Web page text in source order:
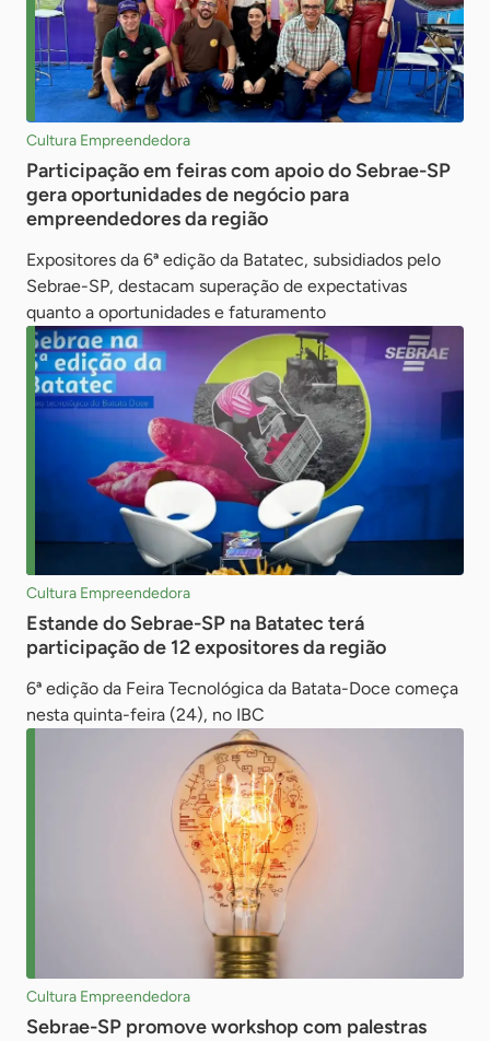
Cultura Empreendedora
Participação em feiras com apoio do Sebrae-SP
gera oportunidades de negócio para
empreendedores da região
Expositores da 6ª edição da Batatec, subsidiados pelo
Sebrae-SP, destacam superação de expectativas
quanto a oportunidades e faturamento
Cultura Empreendedora
Estande do Sebrae-SP na Batatec terá
participação de 12 expositores da região
6ª edição da Feira Tecnológica da Batata-Doce começa
nesta quinta-feira (24), no IBC
Cultura Empreendedora
Sebrae-SP promove workshop com palestras